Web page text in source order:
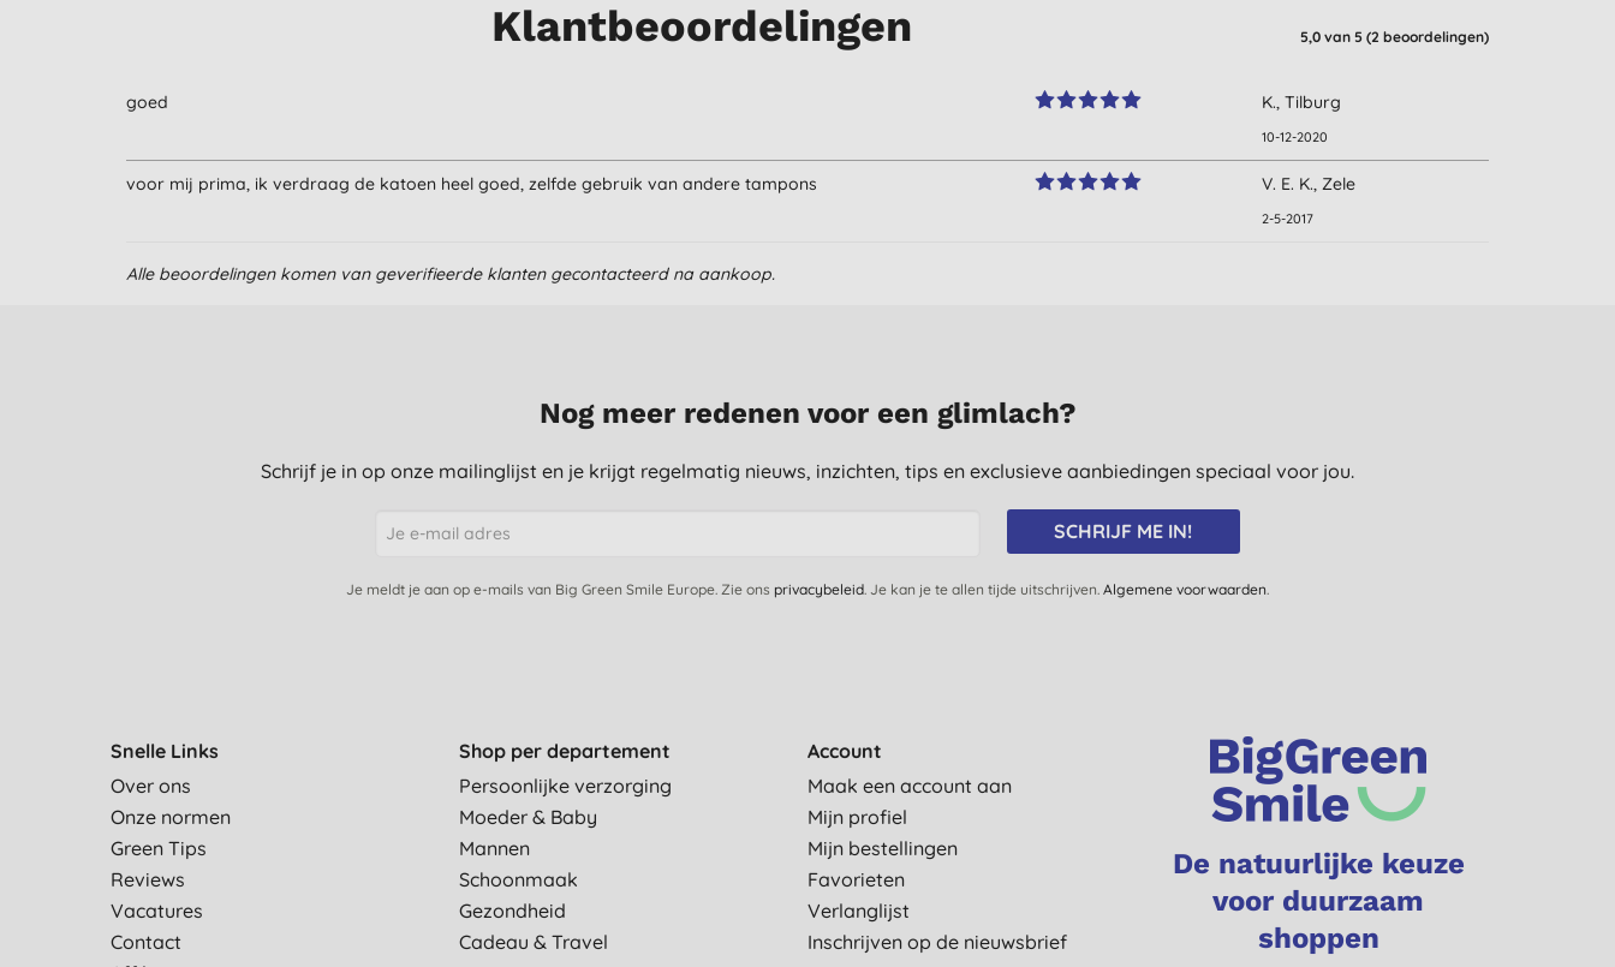
Klantbeoordelingen 5,0 van 5 (2 beoordelingen)
goed K., Tilburg
10-12-2020
voor mij prima, ik verdraag de katoen heel goed, zelfde gebruik van andere tampons V. E. K., Zele
2-5-2017
Alle beoordelingen komen van geverifieerde klanten gecontacteerd na aankoop.
Nog meer redenen voor een glimlach?
Schrijf je in op onze mailinglijst en je krijgt regelmatig nieuws, inzichten, tips en exclusieve aanbiedingen speciaal voor jou.
SCHRIJF ME IN!
Je meldt je aan op e-mails van Big Green Smile Europe. Zie ons privacybeleid. Je kan je te allen tijde uitschrijven. Algemene voorwaarden.
Snelle Links
Over ons
Onze normen
Green Tips
Reviews
Vacatures
Contact
Shop per departement
Persoonlijke verzorging
Moeder & Baby
Mannen
Schoonmaak
Gezondheid
Cadeau & Travel
Account
Maak een account aan
Mijn profiel
Mijn bestellingen
Favorieten
Verlanglijst
Inschrijven op de nieuwsbrief
De natuurlijke keuze
voor duurzaam
shoppen